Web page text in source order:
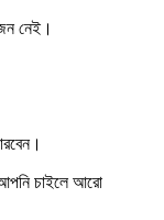
নেই।
চাইলে আরো